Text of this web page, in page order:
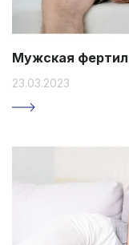
Мужская
23.03.2023